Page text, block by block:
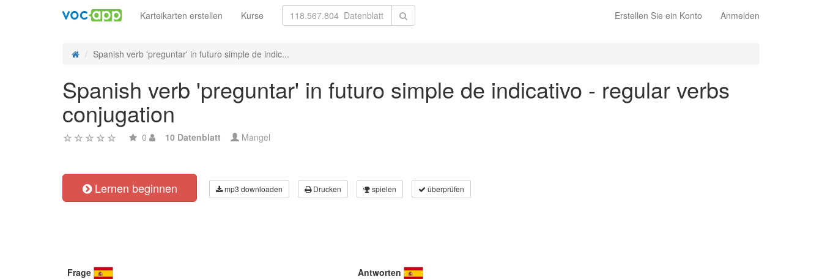
Erstellen Sie ein Konto Anmelden
Karteikarten erstellen Kurse
Spanish verb 'preguntar' in futuro simple de indic...
Spanish verb 'preguntar' in futuro simple de indicativo - regular verbs
conjugation
0 10 Datenblatt Mangel
Lernen beginnen mp3 downloaden Drucken spielen überprüfen
Frage Antworten